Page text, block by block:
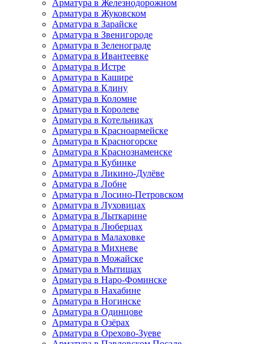
Арматура в Железнодорожном
Арматура в Жуковском
Арматура в Зарайске
Арматура в Звенигороде
Арматура в Зеленограде
Арматура в Ивантеевке
Арматура в Истре
Арматура в Кашире
Арматура в Клину
Арматура в Коломне
Арматура в Королеве
Арматура в Котельниках
Арматура в Красноармейске
Арматура в Красногорске
Арматура в Краснознаменске
Арматура в Кубинке
Арматура в Ликино-Дулёве
Арматура в Лобне
Арматура в Лосино-Петровском
Арматура в Луховицах
Арматура в Лыткарине
Арматура в Люберцах
Арматура в Малаховке
Арматура в Михневе
Арматура в Можайске
Арматура в Мытищах
Арматура в Наро-Фоминске
Арматура в Нахабине
Арматура в Ногинске
Арматура в Одинцове
Арматура в Озёрах
Арматура в Орехово-Зуеве